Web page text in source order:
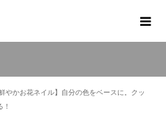
鮮やかお花ネイル】自分の色をベースに。クッ